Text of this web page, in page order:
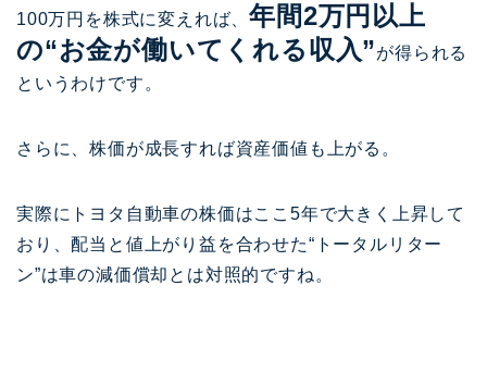
100万円を株式に変えれば、年間2万円以上
の“お金が働いてくれる収入”が得られる
というわけです。
さらに、株価が成長すれば資産価値も上がる。
実際にトヨタ自動車の株価はここ5年で大きく上昇して
おり、配当と値上がり益を合わせた“トータルリター
ン”は車の減価償却とは対照的ですね。